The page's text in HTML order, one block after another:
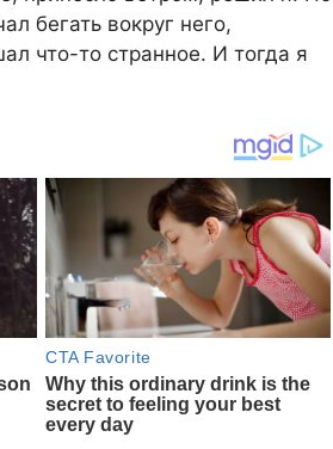
бегать вокруг него,
что-то странное. И тогда я